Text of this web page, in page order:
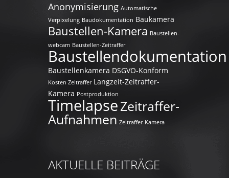
Anonymisierung Automatische
Verpixelung Baudokumentation Baukamera
Baustellen-Kamera Baustellen-
webcam Baustellen-Zeitraffer
Baustellendokumentation
Baustellenkamera DSGVO-Konform
Kosten Zeitraffer Langzeit-Zeitraffer-
Kamera Postproduktion
TimelapseZeitraffer-
Aufnahmen Zeitraffer-Kamera
AKTUELLE BEITRÄGE